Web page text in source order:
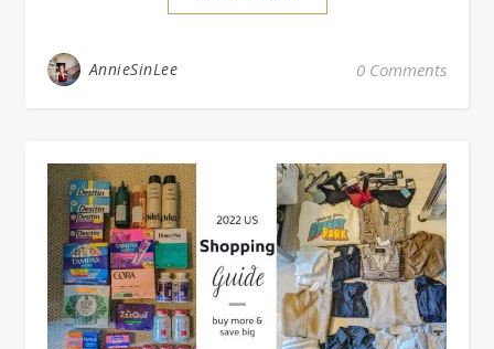
AnnieSinLee 0 Comments